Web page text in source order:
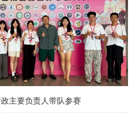
主要负责人带队参赛